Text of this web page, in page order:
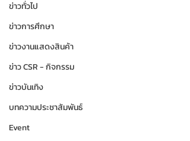
ข่าวทั่วไป
ข่าวการศึกษา
ข่าวงานแสดงสินค้า
ข่าว CSR - กิจกรรม
ข่าวบันเทิง
บทความประชาสัมพันธ์
Event